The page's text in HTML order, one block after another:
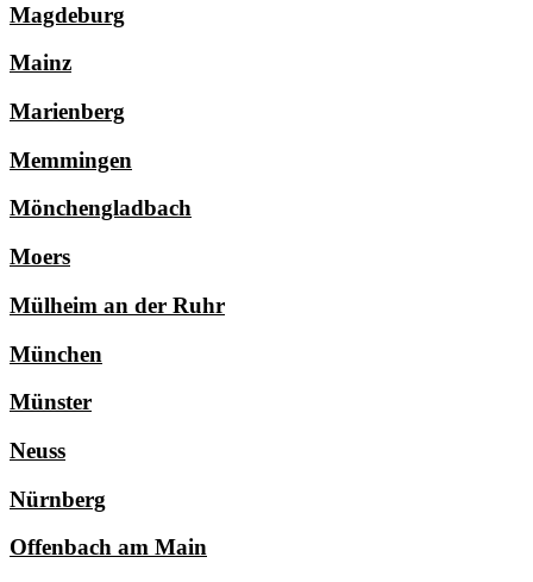
Magdeburg
Mainz
Marienberg
Memmingen
Mönchengladbach
Moers
Mülheim an der Ruhr
München
Münster
Neuss
Nürnberg
Offenbach am Main